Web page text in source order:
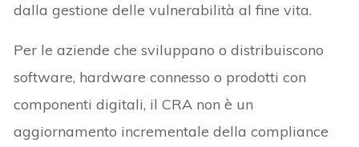
dalla gestione delle vulnerabilità al fine vita.
Per le aziende che sviluppano o distribuiscono
software, hardware connesso o prodotti con
componenti digitali, il CRA non è un
aggiornamento incrementale della compliance